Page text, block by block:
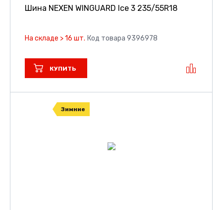
Шина NEXEN WINGUARD Ice 3 235/55R18
На складе > 16 шт. Код товара 9396978
КУПИТЬ
Зимние